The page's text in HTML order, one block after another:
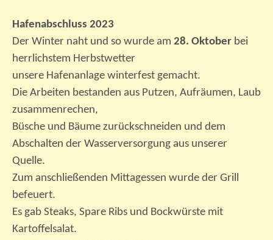
Hafenabschluss 2023
Der Winter naht und so wurde am 28. Oktober bei
herrlichstem Herbstwetter
unsere Hafenanlage winterfest gemacht.
Die Arbeiten bestanden aus Putzen, Aufräumen, Laub
zusammenrechen,
Büsche und Bäume zurückschneiden und dem
Abschalten der Wasserversorgung aus unserer
Quelle.
Zum anschließenden Mittagessen wurde der Grill
befeuert.
Es gab Steaks, Spare Ribs und Bockwürste mit
Kartoffelsalat.